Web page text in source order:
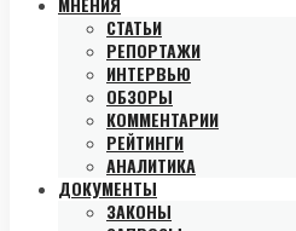
СТАТЬИ
РЕПОРТАЖИ
ИНТЕРВЬЮ
ОБЗОРЫ
КОММЕНТАРИИ
РЕЙТИНГИ
АНАЛИТИКА
ДОКУМЕНТЫ
ЗАКОНЫ